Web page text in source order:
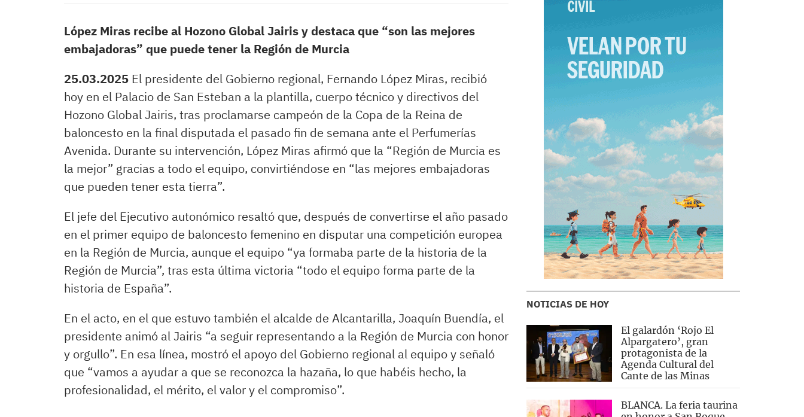
López Miras recibe al Hozono Global Jairis y destaca que “son las mejores
embajadoras” que puede tener la Región de Murcia
25.03.2025 El presidente del Gobierno regional, Fernando López Miras, recibió
hoy en el Palacio de San Esteban a la plantilla, cuerpo técnico y directivos del
Hozono Global Jairis, tras proclamarse campeón de la Copa de la Reina de
baloncesto en la final disputada el pasado fin de semana ante el Perfumerías
Avenida. Durante su intervención, López Miras afirmó que la “Región de Murcia es
la mejor” gracias a todo el equipo, convirtiéndose en “las mejores embajadoras
que pueden tener esta tierra”.
El jefe del Ejecutivo autonómico resaltó que, después de convertirse el año pasado
en el primer equipo de baloncesto femenino en disputar una competición europea
en la Región de Murcia, aunque el equipo “ya formaba parte de la historia de la
Región de Murcia”, tras esta última victoria “todo el equipo forma parte de la
historia de España”.
En el acto, en el que estuvo también el alcalde de Alcantarilla, Joaquín Buendía, el
presidente animó al Jairis “a seguir representando a la Región de Murcia con honor
y orgullo”. En esa línea, mostró el apoyo del Gobierno regional al equipo y señaló
que “vamos a ayudar a que se reconozca la hazaña, lo que habéis hecho, la
profesionalidad, el mérito, el valor y el compromiso”.
NOTICIAS DE HOY
El galardón ‘Rojo El
Alpargatero’, gran
protagonista de la
Agenda Cultural del
Cante de las Minas
BLANCA. La feria taurina